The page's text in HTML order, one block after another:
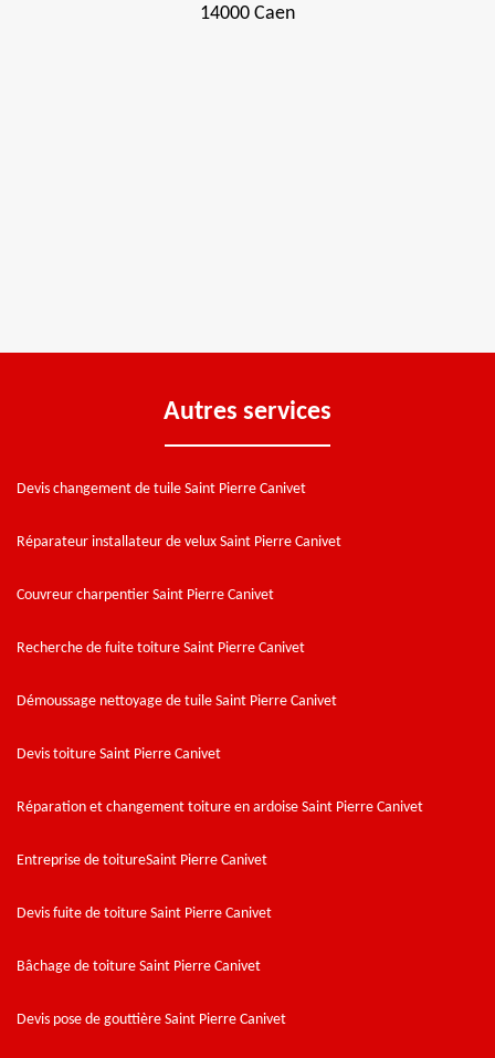
14000 Caen
Autres services
Devis changement de tuile Saint Pierre Canivet
Réparateur installateur de velux Saint Pierre Canivet
Couvreur charpentier Saint Pierre Canivet
Recherche de fuite toiture Saint Pierre Canivet
Démoussage nettoyage de tuile Saint Pierre Canivet
Devis toiture Saint Pierre Canivet
Réparation et changement toiture en ardoise Saint Pierre Canivet
Entreprise de toitureSaint Pierre Canivet
Devis fuite de toiture Saint Pierre Canivet
Bâchage de toiture Saint Pierre Canivet
Devis pose de gouttière Saint Pierre Canivet